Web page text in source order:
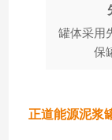
罐体采用
保
正道能源泥浆